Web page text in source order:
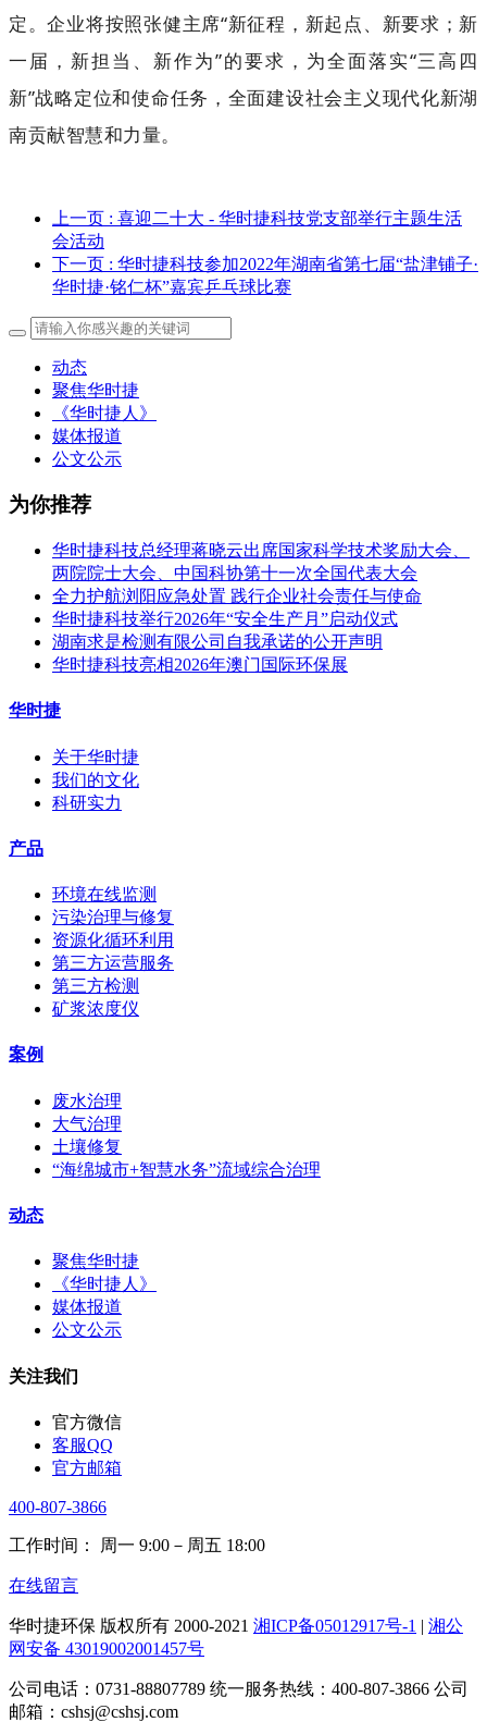
定。企业将按照张健主席“新征程，新起点、新要求；新
一届，新担当、新作为”的要求，为全面落实“三高四
新”战略定位和使命任务，全面建设社会主义现代化新湖
南贡献智慧和力量。
上一页 : 喜迎二十大 - 华时捷科技党支部举行主题生活
会活动
下一页 : 华时捷科技参加2022年湖南省第七届“盐津铺子·
华时捷·铭仁杯”嘉宾乒乓球比赛
动态
聚焦华时捷
《华时捷人》
媒体报道
公文公示
为你推荐
华时捷科技总经理蒋晓云出席国家科学技术奖励大会、
两院院士大会、中国科协第十一次全国代表大会
全力护航浏阳应急处置 践行企业社会责任与使命
华时捷科技举行2026年“安全生产月”启动仪式
湖南求是检测有限公司自我承诺的公开声明
华时捷科技亮相2026年澳门国际环保展
华时捷
关于华时捷
我们的文化
科研实力
产品
环境在线监测
污染治理与修复
资源化循环利用
第三方运营服务
第三方检测
矿浆浓度仪
案例
废水治理
大气治理
土壤修复
“海绵城市+智慧水务”流域综合治理
动态
聚焦华时捷
《华时捷人》
媒体报道
公文公示
关注我们
官方微信
客服QQ
官方邮箱
400-807-3866
工作时间： 周一 9:00－周五 18:00
在线留言
华时捷环保 版权所有 2000-2021 湘ICP备05012917号-1 | 湘公
网安备 43019002001457号
公司电话：0731-88807789 统一服务热线：400-807-3866 公司
邮箱：cshsj@cshsj.com